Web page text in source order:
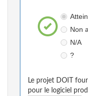
Non
N/A
?
Le projet DOIT
pour le logiciel